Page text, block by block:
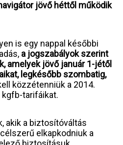
jövő héttől működik
is egy nappal későbbi
a jogszabályok szerint
amelyek jövő január 1-jétől
legkésőbb szombatig,
közzétenniük a 2014.
tarifáikat.
akik a biztosítóváltás
elkapkodniuk a